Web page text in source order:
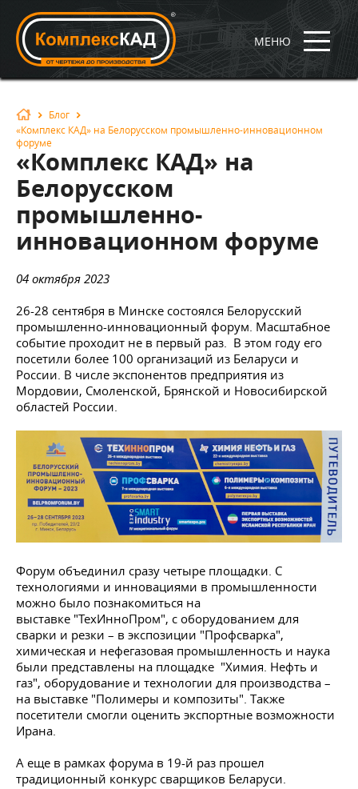
МЕНЮ
Блог
«Комплекс КАД» на Белорусском промышленно-инновационном
форуме
«Комплекс КАД» на
Белорусском
промышленно-
инновационном форуме
04 октября 2023
26-28 сентября в Минске состоялся Белорусский
промышленно-инновационный форум. Масштабное
событие проходит не в первый раз. В этом году его
посетили более 100 организаций из Беларуси и
России. В числе экспонентов предприятия из
Мордовии, Смоленской, Брянской и Новосибирской
областей России.
Форум объединил сразу четыре площадки. С
технологиями и инновациями в промышленности
можно было познакомиться на
выставке "ТехИнноПром", с оборудованием для
сварки и резки – в экспозиции "Профсварка",
химическая и нефегазовая промышленность и наука
были представлены на площадке "Химия. Нефть и
газ", оборудование и технологии для производства –
на выставке "Полимеры и композиты". Также
посетители смогли оценить экспортные возможности
Ирана.
А еще в рамках форума в 19-й раз прошел
традиционный конкурс сварщиков Беларуси.